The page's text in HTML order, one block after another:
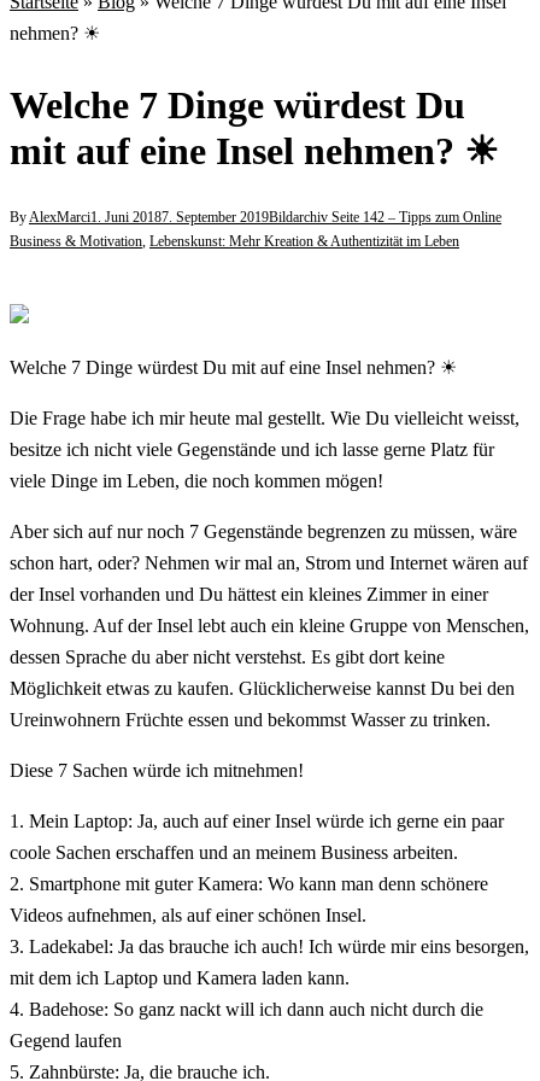
nehmen? ☀
Welche 7 Dinge würdest Du
mit auf eine Insel nehmen? ☀
ByAlexMarci1. Juni 20187. September 2019Bildarchiv Seite 142 – Tipps zum Online
Business & Motivation, Lebenskunst: Mehr Kreation & Authentizität im Leben
Welche 7 Dinge würdest Du mit auf eine Insel nehmen? ☀
Die Frage habe ich mir heute mal gestellt. Wie Du vielleicht weisst,
besitze ich nicht viele Gegenstände und ich lasse gerne Platz für
viele Dinge im Leben, die noch kommen mögen!
Aber sich auf nur noch 7 Gegenstände begrenzen zu müssen, wäre
schon hart, oder? Nehmen wir mal an, Strom und Internet wären auf
der Insel vorhanden und Du hättest ein kleines Zimmer in einer
Wohnung. Auf der Insel lebt auch ein kleine Gruppe von Menschen,
dessen Sprache du aber nicht verstehst. Es gibt dort keine
Möglichkeit etwas zu kaufen. Glücklicherweise kannst Du bei den
Ureinwohnern Früchte essen und bekommst Wasser zu trinken.
Diese 7 Sachen würde ich mitnehmen!
1. Mein Laptop: Ja, auch auf einer Insel würde ich gerne ein paar
coole Sachen erschaffen und an meinem Business arbeiten.
2. Smartphone mit guter Kamera: Wo kann man denn schönere
Videos aufnehmen, als auf einer schönen Insel.
3. Ladekabel: Ja das brauche ich auch! Ich würde mir eins besorgen,
mit dem ich Laptop und Kamera laden kann.
4. Badehose: So ganz nackt will ich dann auch nicht durch die
Gegend laufen
5. Zahnbürste: Ja, die brauche ich.